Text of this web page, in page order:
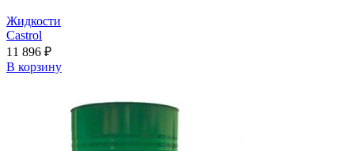
Жидкости
Castrol
11 896 ₽
В корзину